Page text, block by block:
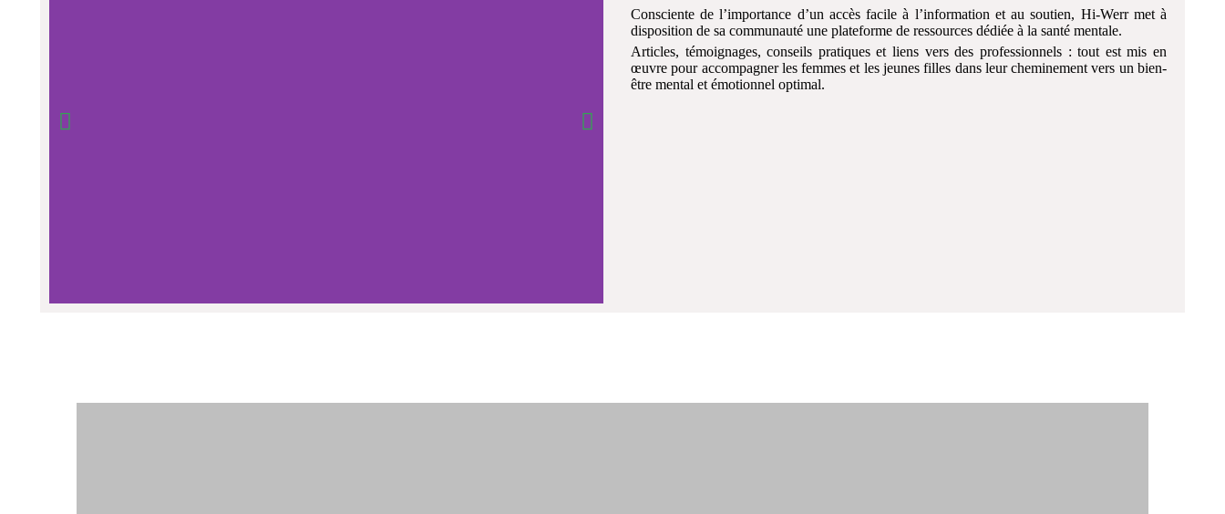
Consciente de l’importance d’un accès facile à l’information et au soutien, Hi-Werr met à
disposition de sa communauté une plateforme de ressources dédiée à la santé mentale.
Articles, témoignages, conseils pratiques et liens vers des professionnels : tout est mis en
œuvre pour accompagner les femmes et les jeunes filles dans leur cheminement vers un bien-
être mental et émotionnel optimal.​